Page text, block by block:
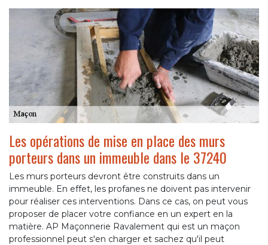
Les opérations de mise en place des murs
porteurs dans un immeuble dans le 37240
Les murs porteurs devront être construits dans un
immeuble. En effet, les profanes ne doivent pas intervenir
pour réaliser ces interventions. Dans ce cas, on peut vous
proposer de placer votre confiance en un expert en la
matière. AP Maçonnerie Ravalement qui est un maçon
professionnel peut s'en charger et sachez qu'il peut